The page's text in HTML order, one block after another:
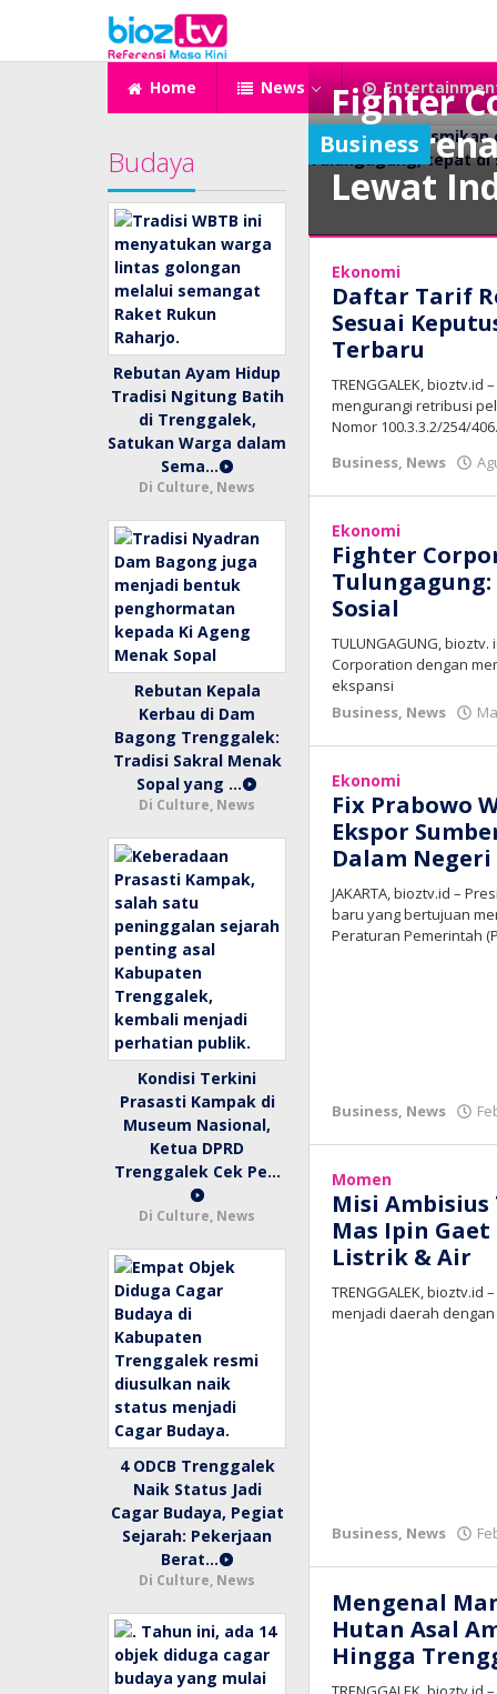
konten
Home News
Budaya
Rebutan Ayam Hidup
Tradisi Ngitung Batih
di Trenggalek,
Satukan Warga dalam
Sema…
Di Culture, News
Rebutan Kepala
Kerbau di Dam
Bagong Trenggalek:
Tradisi Sakral Menak
Sopal yang …
Di Culture, News
Kondisi Terkini
Prasasti Kampak di
Museum Nasional,
Ketua DPRD
Trenggalek Cek Pe…
Di Culture, News
4 ODCB Trenggalek
Naik Status Jadi
Cagar Budaya, Pegiat
Sejarah: Pekerjaan
Berat…
Di Culture, News
Fighter
di
Lewat
News
September
2025
bioz
Business
Ekonomi
Daftar Tarif
Sesuai
Terbaru
TRENGGALEK,
mengurangi retribusi
Nomor 100.3.3.2/254/
Business, News
Ekonomi
Fighter
Sosial
TULUNGAGUNG,
Corporation dengan
ekspansi
Business, News
Ekonomi
Fix Prabowo
Ekspor
Dalam Negeri
JAKARTA, bioztv.id –
baru yang bertujuan
Peraturan Pemerintah
Business, News
Momen
Misi
Mas Ipin
Listrik & Air
TRENGGALEK,
menjadi daerah
Business, News
Mengenal
Hutan Asal
Hingga